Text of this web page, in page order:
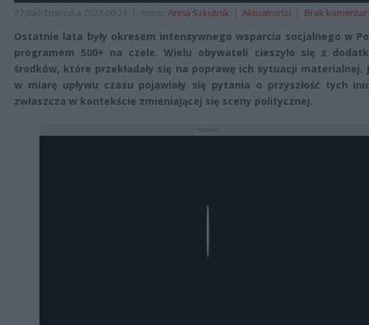
27 października 2023 00:21 | Autor: Anna Szkutnik | Aktualności | Brak
Ostatnie lata były okresem intensywnego wsparcia socjalnego w
programem 500+ na czele. Wielu obywateli cieszyło się z
środków, które przekładały się na poprawę ich sytuacji materialnej.
w miarę upływu czasu pojawiały się pytania o przyszłość tych
zwłaszcza w kontekście zmieniającej się sceny politycznej.